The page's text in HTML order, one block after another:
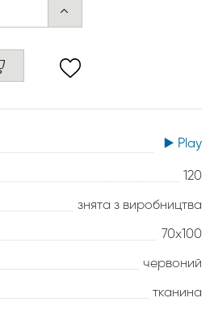
▶️ Play
120
знята з виробництва
70х100
червоний
тканина